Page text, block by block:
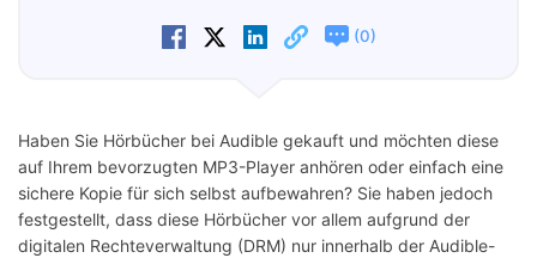
Store
(0)
Haben Sie Hörbücher bei Audible gekauft und möchten diese
auf Ihrem bevorzugten MP3-Player anhören oder einfach eine
sichere Kopie für sich selbst aufbewahren? Sie haben jedoch
festgestellt, dass diese Hörbücher vor allem aufgrund der
digitalen Rechteverwaltung (DRM) nur innerhalb der Audible-